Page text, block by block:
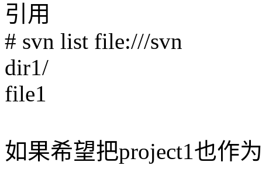
引用
# svn list file:///svn
dir1/
file1
如果希望把project1也作